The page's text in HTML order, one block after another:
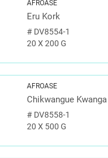
AFROASE
Eru Kork
#DV8554-1
20 X 200 G
AFROASE
Chikwangue Kwanga
#DV8558-1
20 X 500 G